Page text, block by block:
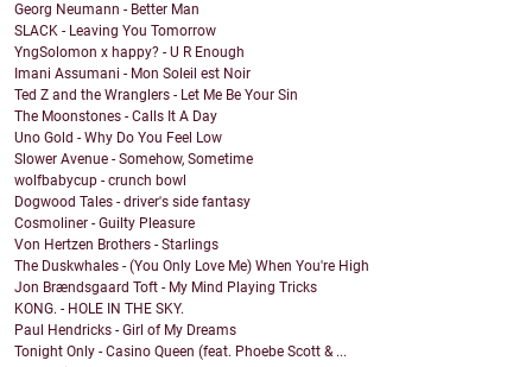
Georg Neumann - Better Man
SLACK - Leaving You Tomorrow
YngSolomon x happy? - U R Enough
Imani Assumani - Mon Soleil est Noir
Ted Z and the Wranglers - Let Me Be Your Sin
The Moonstones - Calls It A Day
Uno Gold - Why Do You Feel Low
Slower Avenue - Somehow, Sometime
wolfbabycup - crunch bowl
Dogwood Tales - driver's side fantasy
Cosmoliner - Guilty Pleasure
Von Hertzen Brothers - Starlings
The Duskwhales - (You Only Love Me) When You're High
Jon Brændsgaard Toft - My Mind Playing Tricks
KONG. - HOLE IN THE SKY.
Paul Hendricks - Girl of My Dreams
Tonight Only - Casino Queen (feat. Phoebe Scott & ...